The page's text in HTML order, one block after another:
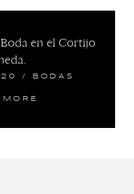
en el Cortijo
/ BODAS